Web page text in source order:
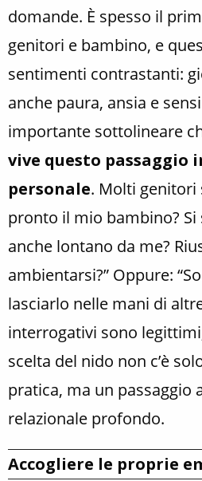
domande. È spesso il
genitori e bambino, e
sentimenti contrastanti:
anche paura, ansia e
importante sottolineare
vive questo passaggio
personale. Molti genitori
pronto il mio bambino?
anche lontano da me?
ambientarsi?” Oppure:
lasciarlo nelle mani di
interrogativi sono
scelta del nido non c’è
pratica, ma un passaggio
relazionale
Accogliere le proprie